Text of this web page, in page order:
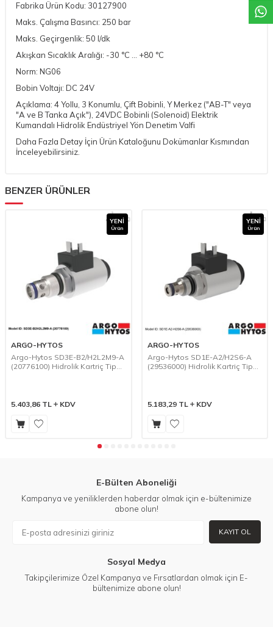
Fabrika Ürün Kodu: 30127900
Maks. Çalışma Basıncı: 250 bar
Maks. Geçirgenlik: 50 l/dk
Akışkan Sıcaklık Aralığı: -30 °C ... +80 °C
Norm: NG06
Bobin Voltajı: DC 24V
Açıklama: 4 Yollu, 3 Konumlu, Çift Bobinli, Y Merkez ("AB-T" veya
"A ve B Tanka Açık"), 24VDC Bobinli (Solenoid) Elektrik
Kumandalı Hidrolik Endüstriyel Yön Denetim Valfi
Daha Fazla Detay İçin Ürün Kataloğunu Dokümanlar Kısmından
İnceleyebilirsiniz.
BENZER ÜRÜNLER
YENI
Ürün
ARGO-HYTOS
Argo-Hytos SD3E-B2/H2L2M9-A
(20776100) Hidrolik Kartriç Tip
5.403,86 TL KDV
YENI
Ürün
ARGO-HYTOS
Argo-Hytos SD1E-A2/H2S6-A
(29536000) Hidrolik Kartriç Tip
5.183,29TL KDV
E-Bülten Aboneliği
Kampanya ve yeniliklerden haberdar olmak için e-bültenimize
abone olun!
KAYIT OL
Sosyal Medya
Takipçilerimize Özel Kampanya ve Fırsatlardan olmak için E-
bültenimize abone olun!